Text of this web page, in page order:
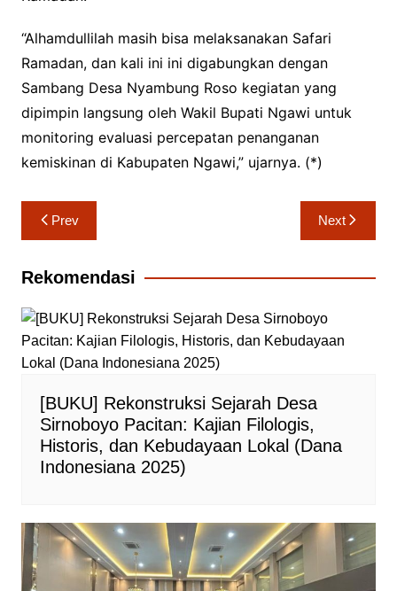
“Alhamdullilah masih bisa melaksanakan Safari
Ramadan, dan kali ini ini digabungkan dengan
Sambang Desa Nyambung Roso kegiatan yang
dipimpin langsung oleh Wakil Bupati Ngawi untuk
monitoring evaluasi percepatan penanganan
kemiskinan di Kabupaten Ngawi,” ujarnya. (*)
Navigasi
pos
Prev Next
Rekomendasi
[BUKU] Rekonstruksi Sejarah Desa
Sirnoboyo Pacitan: Kajian Filologis,
Historis, dan Kebudayaan Lokal (Dana
Indonesiana 2025)